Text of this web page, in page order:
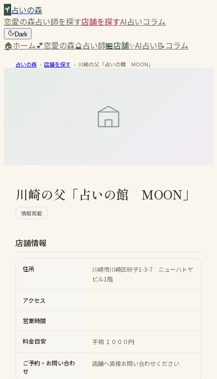
占いの森
恋愛の森占い師を探す店舗を探すAI占いコラム
Dark
🏠ホーム💕恋愛の森🔮占い師🏪店舗✨AI占い📝コラム
占いの森 › 店舗を探す › 川崎の父「占いの館 MOON」
川崎の父「占いの館 MOON」
情報掲載
店舗情報
住所
川崎市川崎区砂子1-3-7 ニューハトヤ
ビル1階
アクセス
営業時間
料金目安 手相 １０００円
ご予約・お問い合わ
せ
店舗へ直接お問い合わせください